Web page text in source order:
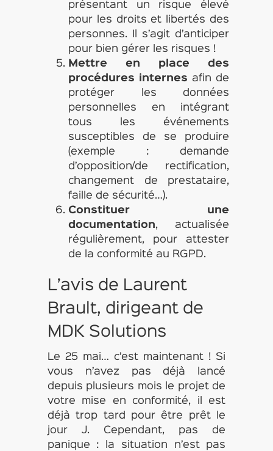
présentant un risque élevé
pour les droits et libertés des
personnes. Il s’agit d’anticiper
pour bien gérer les risques !
Mettre en place des
procédures internes afin de
protéger les données
personnelles en intégrant
tous les événements
susceptibles de se produire
(exemple : demande
d’opposition/de rectification,
changement de prestataire,
faille de sécurité…).
Constituer une
documentation, actualisée
régulièrement, pour attester
de la conformité au RGPD.
L’avis de Laurent
Brault, dirigeant de
MDK Solutions
Le 25 mai… c’est maintenant ! Si
vous n’avez pas déjà lancé
depuis plusieurs mois le projet de
votre mise en conformité, il est
déjà trop tard pour être prêt le
jour J. Cependant, pas de
panique : la situation n’est pas